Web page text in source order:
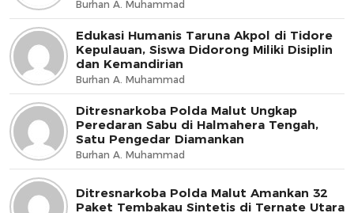
Burhan A. Muhammad
Edukasi Humanis Taruna Akpol di Tidore
Kepulauan, Siswa Didorong Miliki Disiplin
dan Kemandirian
Burhan A. Muhammad
Ditresnarkoba Polda Malut Ungkap
Peredaran Sabu di Halmahera Tengah,
Satu Pengedar Diamankan
Burhan A. Muhammad
Ditresnarkoba Polda Malut Amankan 32
Paket Tembakau Sintetis di Ternate Utara